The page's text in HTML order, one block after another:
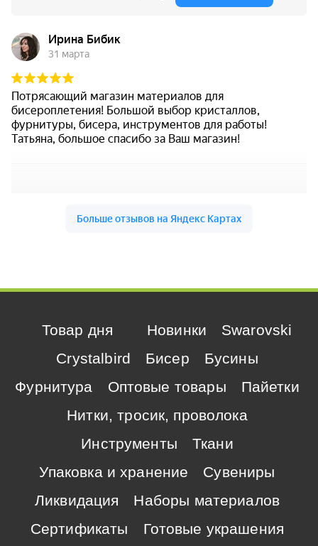
Товар дня Новинки
Swarovski
Crystalbird
Бисер
Бусины
Фурнитура
Оптовые товары
Пайетки
Нитки, тросик, проволока
Инструменты
Ткани
Упаковка и хранение
Сувениры
Ликвидация
Наборы материалов
Сертификаты
Готовые украшения